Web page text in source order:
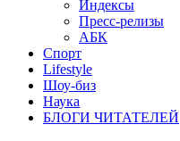
Индексы
Пресс-релизы
АБК
Спорт
Lifestyle
Шоу-биз
Наука
БЛОГИ ЧИТАТЕЛЕЙ